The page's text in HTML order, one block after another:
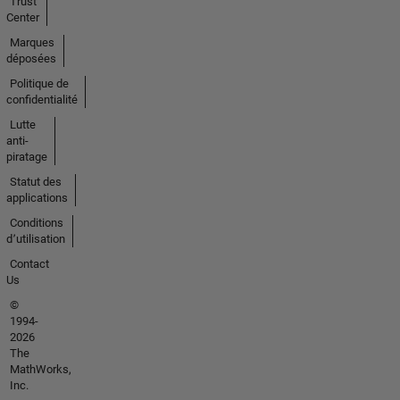
Center
Marques
déposées
Politique de
confidentialité
Lutte
anti-
piratage
Statut des
applications
Conditions
d՚utilisation
Contact
Us
©
1994-
2026
The
MathWorks,
Inc.